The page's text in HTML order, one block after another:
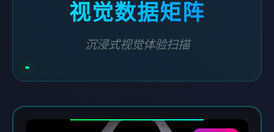
视觉数据矩阵
沉浸式视觉体验扫描